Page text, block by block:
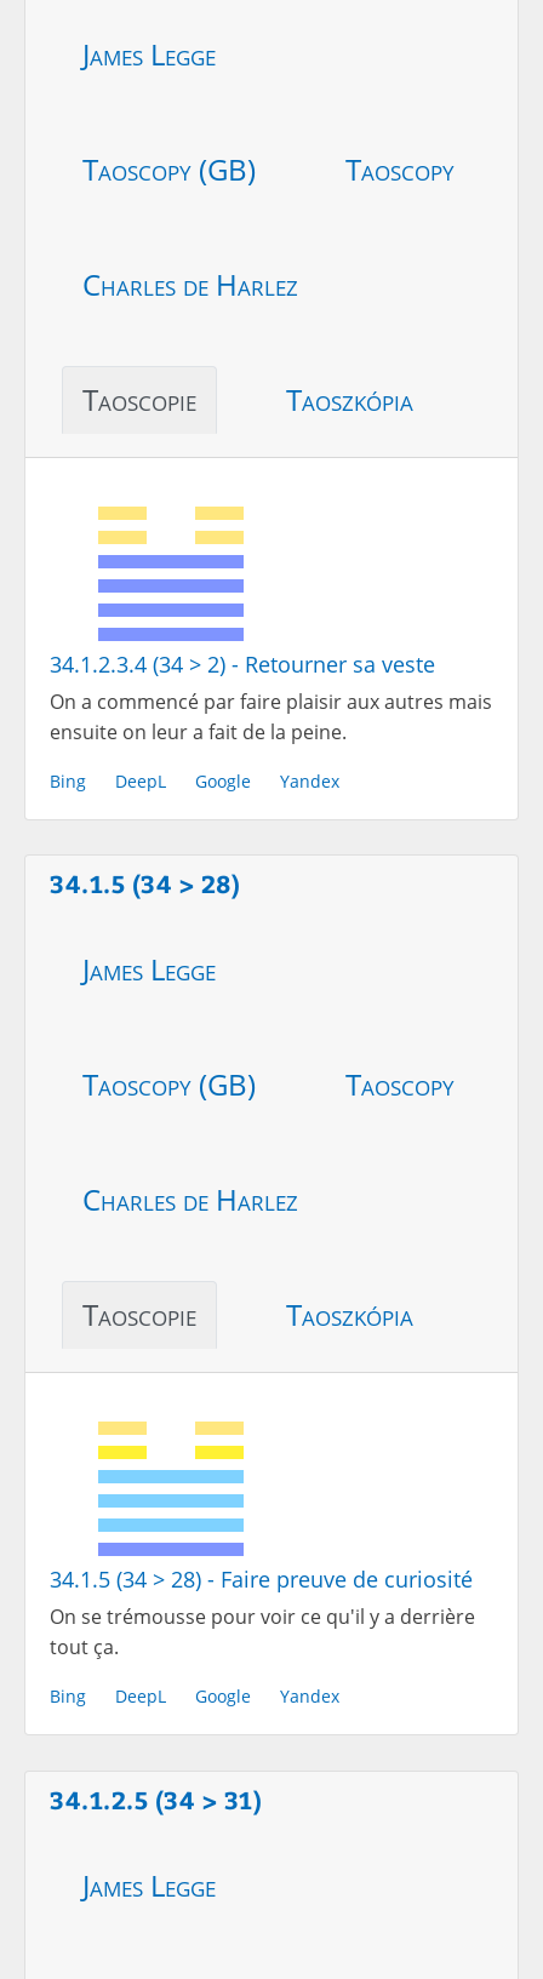
James Legge
Taoscopy (GB) Taoscopy
Charles de Harlez
Taoscopie Taoszkópia
34.1.2.3.4 (34 > 2) - Retourner sa veste
On a commencé par faire plaisir aux autres mais
ensuite on leur a fait de la peine.
Bing DeepL Google Yandex
34.1.5 (34 > 28)
James Legge
Taoscopy (GB) Taoscopy
Charles de Harlez
Taoscopie Taoszkópia
34.1.5 (34 > 28) - Faire preuve de curiosité
On se trémousse pour voir ce qu'il y a derrière
tout ça.
Bing DeepL Google Yandex
34.1.2.5 (34 > 31)
James Legge